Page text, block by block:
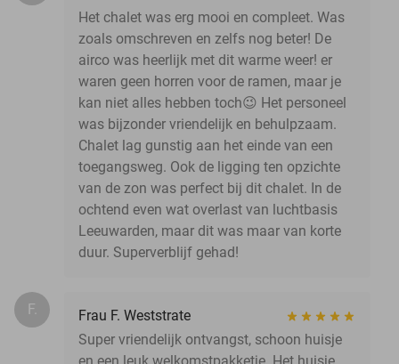
Het chalet was erg mooi en compleet. Was
zoals omschreven en zelfs nog beter! De
airco was heerlijk met dit warme weer! er
waren geen horren voor de ramen, maar je
kan niet alles hebben toch😉 Het personeel
was bijzonder vriendelijk en behulpzaam.
Chalet lag gunstig aan het einde van een
toegangsweg. Ook de ligging ten opzichte
van de zon was perfect bij dit chalet. In de
ochtend even wat overlast van luchtbasis
Leeuwarden, maar dit was maar van korte
duur. Superverblijf gehad!
F.
Frau F. Weststrate
Super vriendelijk ontvangst, schoon huisje